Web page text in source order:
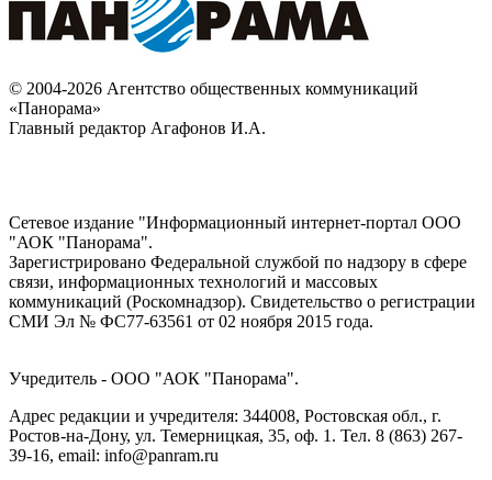
© 2004-2026 Агентство общественных коммуникаций
«Панорама»
Главный редактор Агафонов И.А.
Сетевое издание "Информационный интернет-портал ООО
"АОК "Панорама".
Зарегистрировано Федеральной службой по надзору в сфере
связи, информационных технологий и массовых
коммуникаций (Роскомнадзор). Cвидетельство о регистрации
СМИ Эл № ФС77-63561 от 02 ноября 2015 года.
Учредитель - ООО "АОК "Панорама".
Адрес редакции и учредителя: 344008, Ростовская обл., г.
Ростов-на-Дону, ул. Темерницкая, 35, оф. 1. Тел. 8 (863) 267-
39-16, email: info@panram.ru